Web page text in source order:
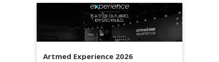
Artmed Experience 2026